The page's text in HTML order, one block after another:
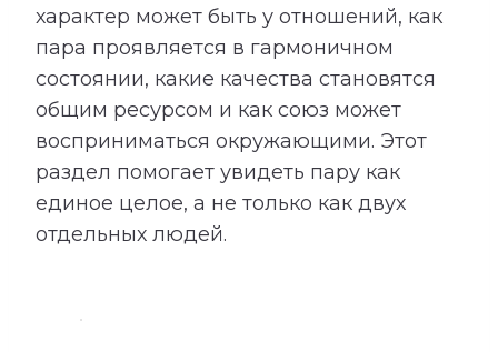
характер может быть у отношений, как
пара проявляется в гармоничном
состоянии, какие качества становятся
общим ресурсом и как союз может
восприниматься окружающими. Этот
раздел помогает увидеть пару как
единое целое, а не только как двух
отдельных людей.